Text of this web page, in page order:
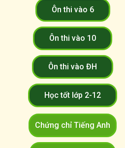
Ôn thi vào 6
Ôn thi vào 10
Ôn thi vào ĐH
Học tốt lớp 2-12
Chứng chỉ Tiếng Anh